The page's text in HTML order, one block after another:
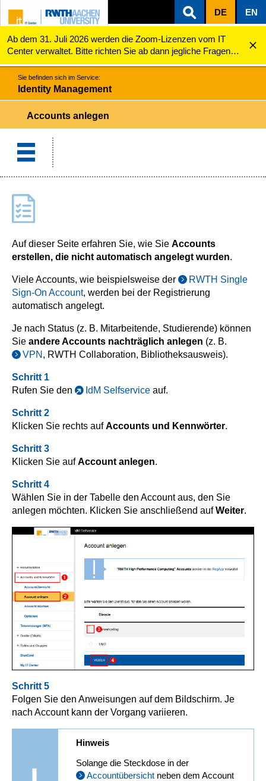
ZUM INHALTSBEREICH
ZUR HAUPTNAVIGATION
ZUR SUCHE
DE EN
Ab dem 31. Juli 2026 werden die Zoom-Lizenzen vom IT
Center verwaltet. Bitte richten Sie ab dann jegliche Fragen
zu den Zoom-Lizenzen (z.B. Probleme mit dem Login) an
servicedesk@itc.rwth-aachen.de.
Identity Management Account anlegen
Sie befinden sich im Service:
Identity Management
Accounts anlegen
Auf dieser Seite erfahren Sie, wie Sie Accounts
erstellen, die nicht automatisch angelegt wurden.
Viele Accounts, wie beispielsweise der
RWTH Single
Sign-On Account, werden bei der Registrierung
automatisch angelegt.
Je nach Status (z. B. Mitarbeitende, Studierende) können
Sie andere Accounts nachträglich anlegen (z. B.
VPN , RWTH Collaboration, Bibliotheksausweis).
Schritt 1
Rufen Sie den
IdM Selfservice auf.
Schritt 2
Klicken Sie rechts aufAccounts und Kennwörter.
Schritt 3
Klicken Sie aufAccount anlegen.
Schritt 4
Wählen Sie in der Tabelle den Account aus, den Sie
anlegen möchten. Klicken Sie anschließend aufWeiter.
Schritt 5
Folgen Sie den Anweisungen auf dem Bildschirm. Je
nach Account kann der Vorgang variieren.
Hinweis
Solange die Steckdose in der
Accountübersichtneben dem Account